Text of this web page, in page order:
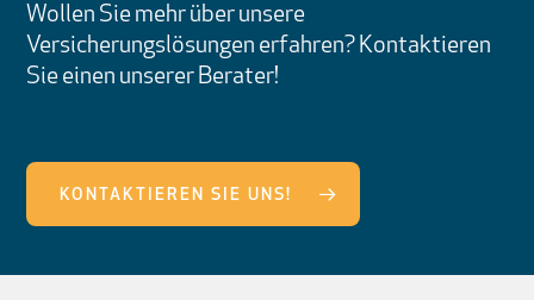
Wollen Sie mehr über unsere
Versicherungslösungen erfahren? Kontaktieren
Sie einen unserer Berater!
KONTAKTIEREN SIE UNS!